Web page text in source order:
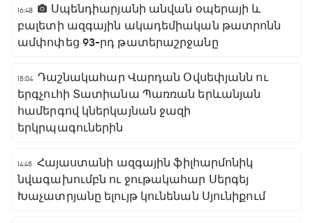
16:48
Սպենդիարյանի անվան օպերայի և
բալետի ազգային ակադեմիական թատրոնն
ամփոփեց 93-րդ թատերաշրջանը
15:04 Դաշնակահար Վարդան Օվսեփյանն ու
երգչուհի Տատիանա Պառռան երևանյան
համերգով կներկայնան ջազի
երկրպագուներին
14:45 Հայաստանի ազգային ֆիլհարմոնիկ
նվագախումբն ու ջութակահար Սերգեյ
Խաչատրյանը ելույթ կունենան Սյունիքում